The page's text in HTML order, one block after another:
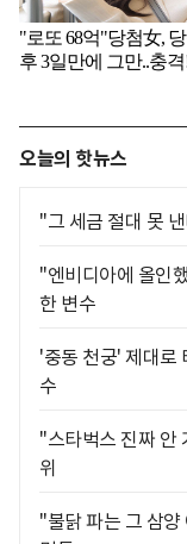
오늘의 핫뉴스
"그 세금 절대 못
"엔비디아에 올인
한 변수
'중동 천궁' 제대로
수
"스타벅스 진짜 안
위
"불닭 파는 그 삼